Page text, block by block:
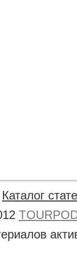
Каталог